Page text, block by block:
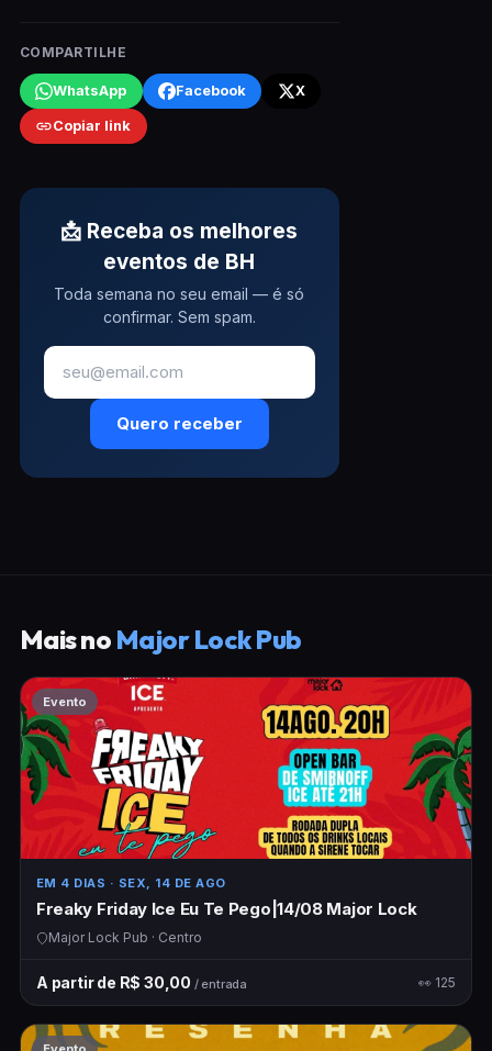
COMPARTILHE
WhatsApp Facebook X
Copiar link
📩 Receba os melhores
eventos de BH
Toda semana no seu email — é só
confirmar. Sem spam.
Quero receber
Mais no Major Lock Pub
Evento
EM 4 DIAS · SEX, 14 DE AGO
Freaky Friday Ice Eu Te Pego|14/08 Major Lock
Major Lock Pub · Centro
A partir de R$ 30,00 / entrada 👀 125